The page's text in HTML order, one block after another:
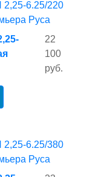
22
100
руб.